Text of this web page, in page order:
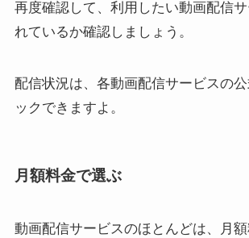
再度確認して、利用したい動画配信
れているか確認しましょう。
配信状況は、各動画配信サービスの
ックできますよ。
月額料金で選ぶ
動画配信サービスのほとんどは、月